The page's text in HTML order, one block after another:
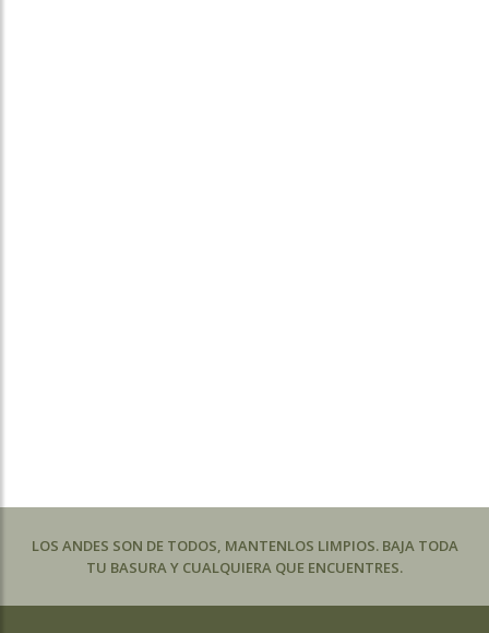
LOS ANDES SON DE TODOS, MANTENLOS LIMPIOS. BAJA TODA
TU BASURA Y CUALQUIERA QUE ENCUENTRES.